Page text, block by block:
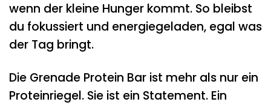
wenn der kleine Hunger kommt. So bleibst
du fokussiert und energiegeladen, egal was
der Tag bringt.
Die Grenade Protein Bar ist mehr als nur ein
Proteinriegel. Sie ist ein Statement. Ein